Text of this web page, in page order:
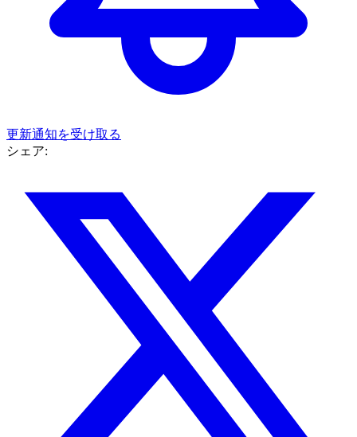
更新通知を受け取る
シェア: